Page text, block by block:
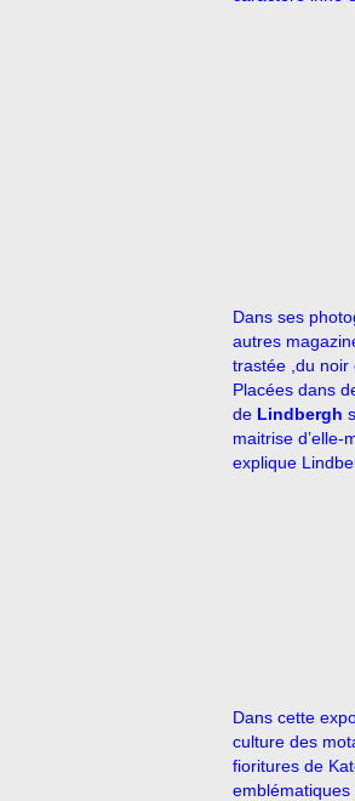
Dans ses
autres
trastée ,du noir
Placées dans
de Lindbergh
maitrise
explique
Dans cette
culture des
fioritures de